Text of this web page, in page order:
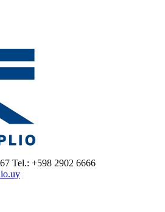
Tel.: +598 2902 6666